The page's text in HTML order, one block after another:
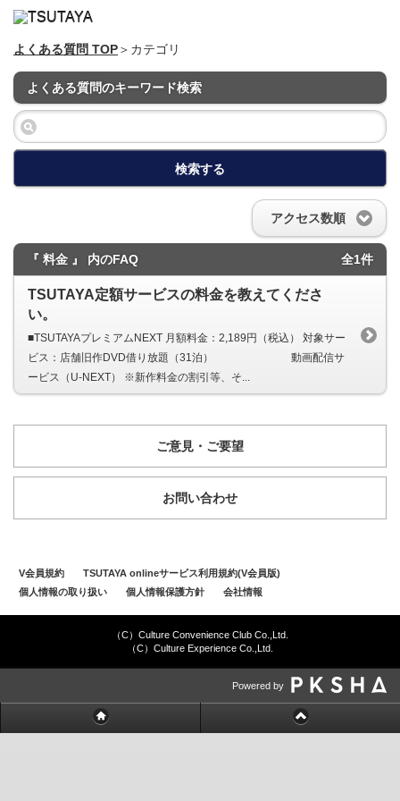
よくある質問 TOP＞カテゴリ
よくある質問のキーワード検索
検索する
アクセス数順
『 料金 』 内のFAQ 全1件
TSUTAYA定額サービスの料金を教えてくださ
い。
■TSUTAYAプレミアムNEXT 月額料金：2,189円（税込） 対象サー
ビス：店舗旧作DVD借り放題（31泊） 動画配信サ
ービス（U-NEXT） ※新作料金の割引等、そ...
ご意見・ご要望
お問い合わせ
V会員規約
TSUTAYA onlineサービス利用規約(V会員版)
個人情報の取り扱い
個人情報保護方針 会社情報
（C）Culture Convenience Club Co.,Ltd.
（C）Culture Experience Co.,Ltd.
Powered by